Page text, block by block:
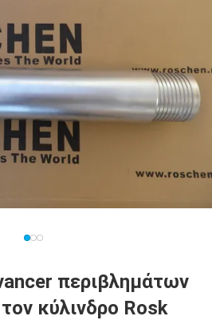
περιβλημάτων
κύλινδρο Rosk